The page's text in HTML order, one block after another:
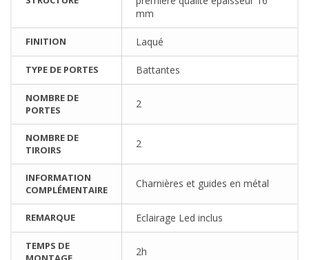
mm
FINITION Laqué
TYPE DE PORTES Battantes
NOMBRE DE
PORTES
2
NOMBRE DE
TIROIRS
2
INFORMATION
COMPLÉMENTAIRE
Charnières et guides en métal
REMARQUE Eclairage Led inclus
TEMPS DE
2h